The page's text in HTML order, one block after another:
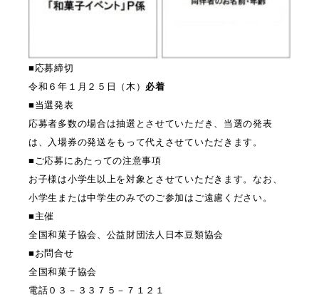
■応募締切
令和６年１月２５日（木） 必着
■当選発表
応募者多数の場合は抽選とさせていただき、当選の発表
は、入場券の発送をもって代えさせていただきます。
■ご応募にあたっての注意事項
お子様は小学生以上を対象とさせていただきます。なお、
小学生または中学生のみでのご参加はご遠慮ください。
■主催
全国和菓子協会、公益財団法人日本豆類協会
■お問合せ
全国和菓子協会
電話０３－３３７５－７１２１